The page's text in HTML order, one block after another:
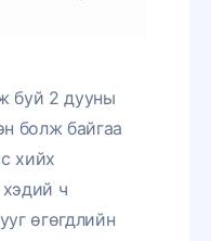
буй 2 дууны
болж байгаа
хийх
ч
өгөгдлийн